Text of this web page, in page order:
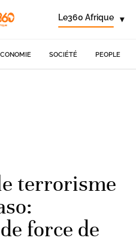
Le360 Afrique ▾
SOCIÉTÉ PEOPLE
terrorisme
force de